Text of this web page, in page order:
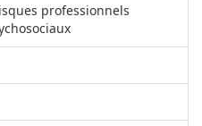
professionnels